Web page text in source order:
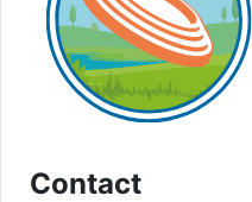
Contact